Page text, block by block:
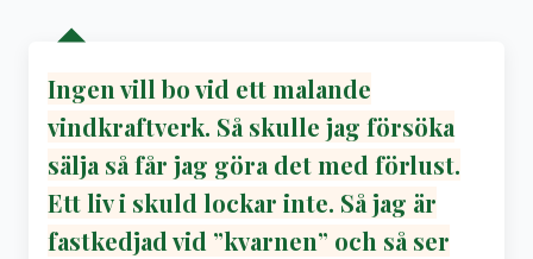
Ingen vill bo vid ett malande
vindkraftverk. Så skulle jag försöka
sälja så får jag göra det med förlust.
Ett liv i skuld lockar inte. Så jag är
fastkedjad vid ”kvarnen” och så ser